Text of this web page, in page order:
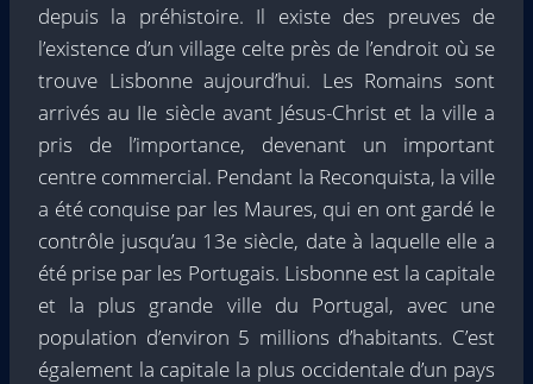
depuis la préhistoire. Il existe des preuves de
l’existence d’un village celte près de l’endroit où se
trouve Lisbonne aujourd’hui. Les Romains sont
arrivés au IIe siècle avant Jésus-Christ et la ville a
pris de l’importance, devenant un important
centre commercial. Pendant la Reconquista, la ville
a été conquise par les Maures, qui en ont gardé le
contrôle jusqu’au 13e siècle, date à laquelle elle a
été prise par les Portugais. Lisbonne est la capitale
et la plus grande ville du Portugal, avec une
population d’environ 5 millions d’habitants. C’est
également la capitale la plus occidentale d’un pays